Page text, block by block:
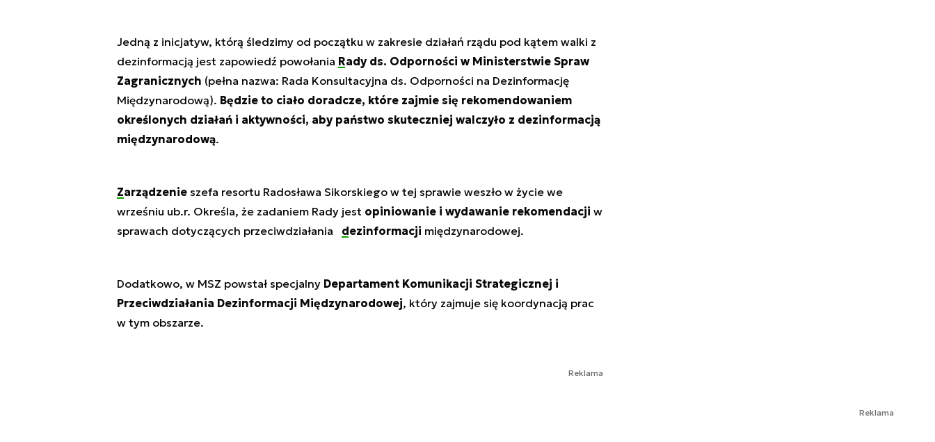
Jedną z inicjatyw, którą śledzimy od początku w zakresie działań rządu pod kątem walki z
dezinformacją jest zapowiedź powołania Rady ds. Odporności w Ministerstwie Spraw
Zagranicznych (pełna nazwa: Rada Konsultacyjna ds. Odporności na Dezinformację
Międzynarodową). Będzie to ciało doradcze, które zajmie się rekomendowaniem
określonych działań i aktywności, aby państwo skuteczniej walczyło z dezinformacją
międzynarodową.
Zarządzenieszefa resortu Radosława Sikorskiego w tej sprawie weszło w życie we
wrześniu ub.r. Określa, że zadaniem Rady jest opiniowanie i wydawanie rekomendacji w
sprawach dotyczących przeciwdziałania dezinformacji międzynarodowej.
Dodatkowo, w MSZ powstał specjalny Departament Komunikacji Strategicznej i
Przeciwdziałania Dezinformacji Międzynarodowej, który zajmuje się koordynacją prac
w tym obszarze.
Reklama
Reklama